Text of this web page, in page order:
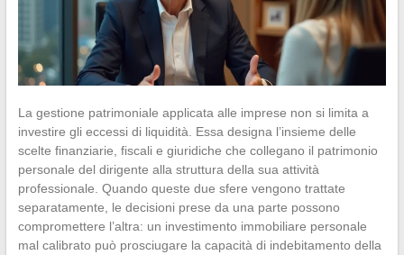
La gestione patrimoniale applicata alle imprese non si limita a
investire gli eccessi di liquidità. Essa designa l’insieme delle
scelte finanziarie, fiscali e giuridiche che collegano il patrimonio
personale del dirigente alla struttura della sua attività
professionale. Quando queste due sfere vengono trattate
separatamente, le decisioni prese da una parte possono
compromettere l’altra: un investimento immobiliare personale
mal calibrato può prosciugare la capacità di indebitamento della